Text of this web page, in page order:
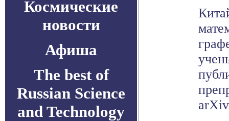
Космические
новости
Афиша
The best of
Russian Science
and Technology